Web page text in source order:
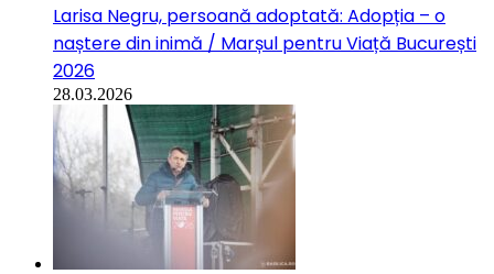
Larisa Negru, persoană adoptată: Adopția – o
naștere din inimă / Marșul pentru Viață București
2026
28.03.2026